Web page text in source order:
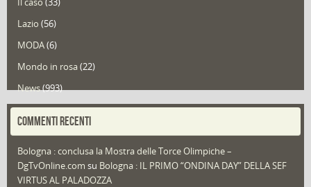
Lazio (56)
MODA(6)
Mondo in rosa(22)
News(993)
Portfolio(1)
Redazioni(1.049)
Speciali (22)
COMMENTI RECENTI
Bologna : conclusa la Mostra delle Torce Olimpiche –
DgTvOnline.com su Bologna : IL PRIMO “ONDINA DAY” DELLA SEF
VIRTUS AL PALADOZZA